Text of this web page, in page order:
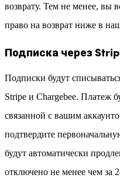
возврату. Тем не менее, вы
право на возврат ниже в
Подписка через
Подписки будут
Stripe и Chargebee. Платеж
связанной с вашим
подтвердите
будут автоматически
отключено не менее чем за